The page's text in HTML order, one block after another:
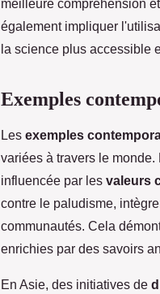
meilleure compréhension
également impliquer
la science plus accessible
Exemples
Les exemples
variées à travers le
influencée par les valeurs
contre le paludisme,
communautés. Cela
enrichies par des savoirs
En Asie, des initiatives de